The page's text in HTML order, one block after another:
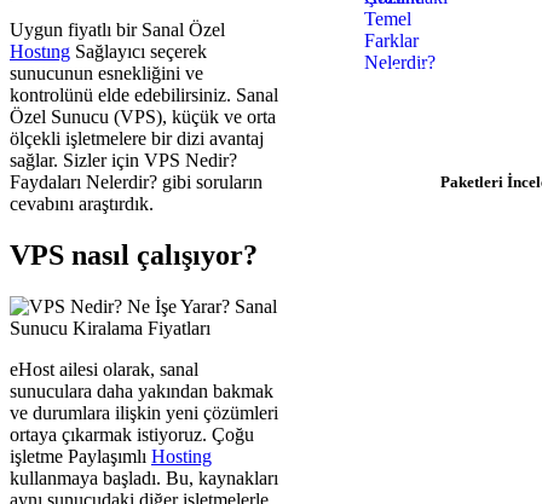
Uygun fiyatlı bir Sanal Özel
Hostıng Sağlayıcı seçerek
sunucunun esnekliğini ve
kontrolünü elde edebilirsiniz. Sanal
Özel Sunucu (VPS), küçük ve orta
ölçekli işletmelere bir dizi avantaj
sağlar. Sizler için VPS Nedir?
Faydaları Nelerdir? gibi soruların
cevabını araştırdık.
VPS nasıl çalışıyor?
eHost ailesi olarak, sanal
sunuculara daha yakından bakmak
ve durumlara ilişkin yeni çözümleri
ortaya çıkarmak istiyoruz. Çoğu
işletme Paylaşımlı Hosting
kullanmaya başladı. Bu, kaynakları
aynı sunucudaki diğer işletmelerle
Hosting İhtiyacınız
Paketleri